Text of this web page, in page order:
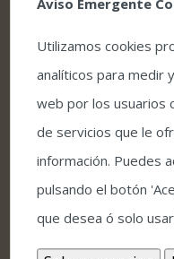
20:30
11€ – 27€
Local
Utilizamos cookies
analíticos para medir
web por los usuarios
de servicios que le
información. Puedes
pulsando el botón
que desea ó solo